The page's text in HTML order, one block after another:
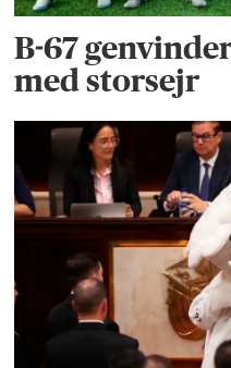
B-67
med storsejr